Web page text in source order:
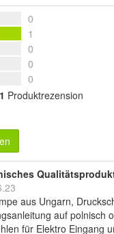
0
1
0
0
0
1 Produktrezension
aus Ungarn,
auf polnisch
für Elektro Eingang